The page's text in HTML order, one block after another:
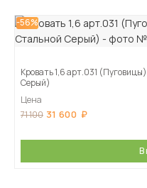
-56%
Кровать 1,6 арт.031
Серый)
Цена
71 100 31 600
В